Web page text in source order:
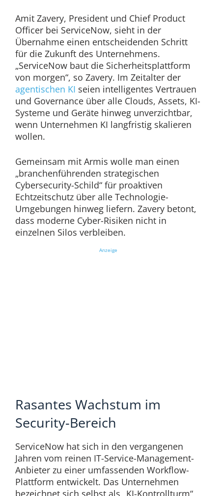
Amit Zavery, President und Chief Product
Officer bei ServiceNow, sieht in der
Übernahme einen entscheidenden Schritt
für die Zukunft des Unternehmens.
„ServiceNow baut die Sicherheitsplattform
von morgen“, so Zavery. Im Zeitalter der
agentischen KI seien intelligentes Vertrauen
und Governance über alle Clouds, Assets, KI-
Systeme und Geräte hinweg unverzichtbar,
wenn Unternehmen KI langfristig skalieren
wollen.
Gemeinsam mit Armis wolle man einen
„branchenführenden strategischen
Cybersecurity-Schild“ für proaktiven
Echtzeitschutz über alle Technologie-
Umgebungen hinweg liefern. Zavery betont,
dass moderne Cyber-Risiken nicht in
einzelnen Silos verbleiben.
Anzeige
Rasantes Wachstum im
Security-Bereich
ServiceNow hat sich in den vergangenen
Jahren vom reinen IT-Service-Management-
Anbieter zu einer umfassenden Workflow-
Plattform entwickelt. Das Unternehmen